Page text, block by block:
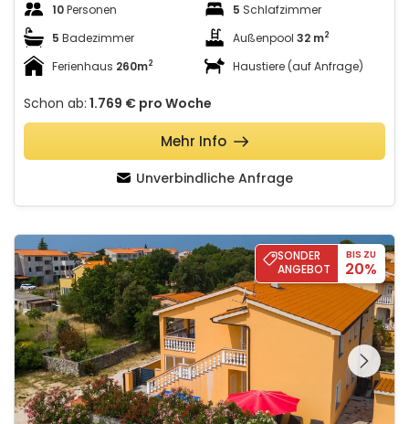
10Personen 5 Schlafzimmer
5 Badezimmer Außenpool 32 m2
Ferienhaus 260m2 Haustiere (auf Anfrage)
Schon ab: 1.769 € pro Woche
Unverbindliche Anfrage
Mehr Info
Villa Jasminka
SONDER
ANGEBOT
BIS ZU
20%
Schauen Sie sich die
gesamte Galerie